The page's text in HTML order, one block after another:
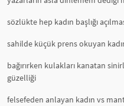
sözlükte hep kadın başlığı
sahilde küçük prens okuyan
bağırırken kulakları kanatan
güzelliği
felsefeden anlayan kadın vs